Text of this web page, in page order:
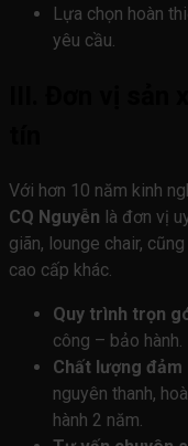
Lựa chọn hoàn
yêu cầu.
Với hơn 10 năm kinh
CQ Nguyễn là đơn vị
giãn, lounge chair,
cao cấp khác.
Quy trình trọn
công – bảo hành.
Chất lượng đảm
nguyên thanh,
hành 2 năm.